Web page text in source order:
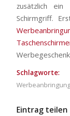
zusätzlich ein
Schirmgriff.
Schlagworte:
Eintrag teilen